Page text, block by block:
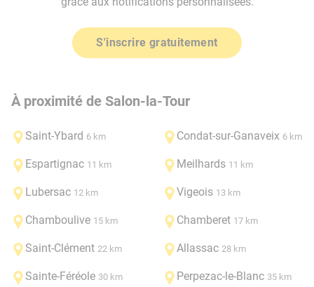
S'inscrire gratuitement
À proximité de Salon-la-Tour
Saint-Ybard 6 km Condat-sur-Ganaveix 6 km
Espartignac 11 km Meilhards 11 km
Lubersac 12 km Vigeois 13 km
Chamboulive 15 km Chamberet 17 km
Saint-Clément 22 km Allassac 28 km
Sainte-Féréole 30 km Perpezac-le-Blanc 35 km